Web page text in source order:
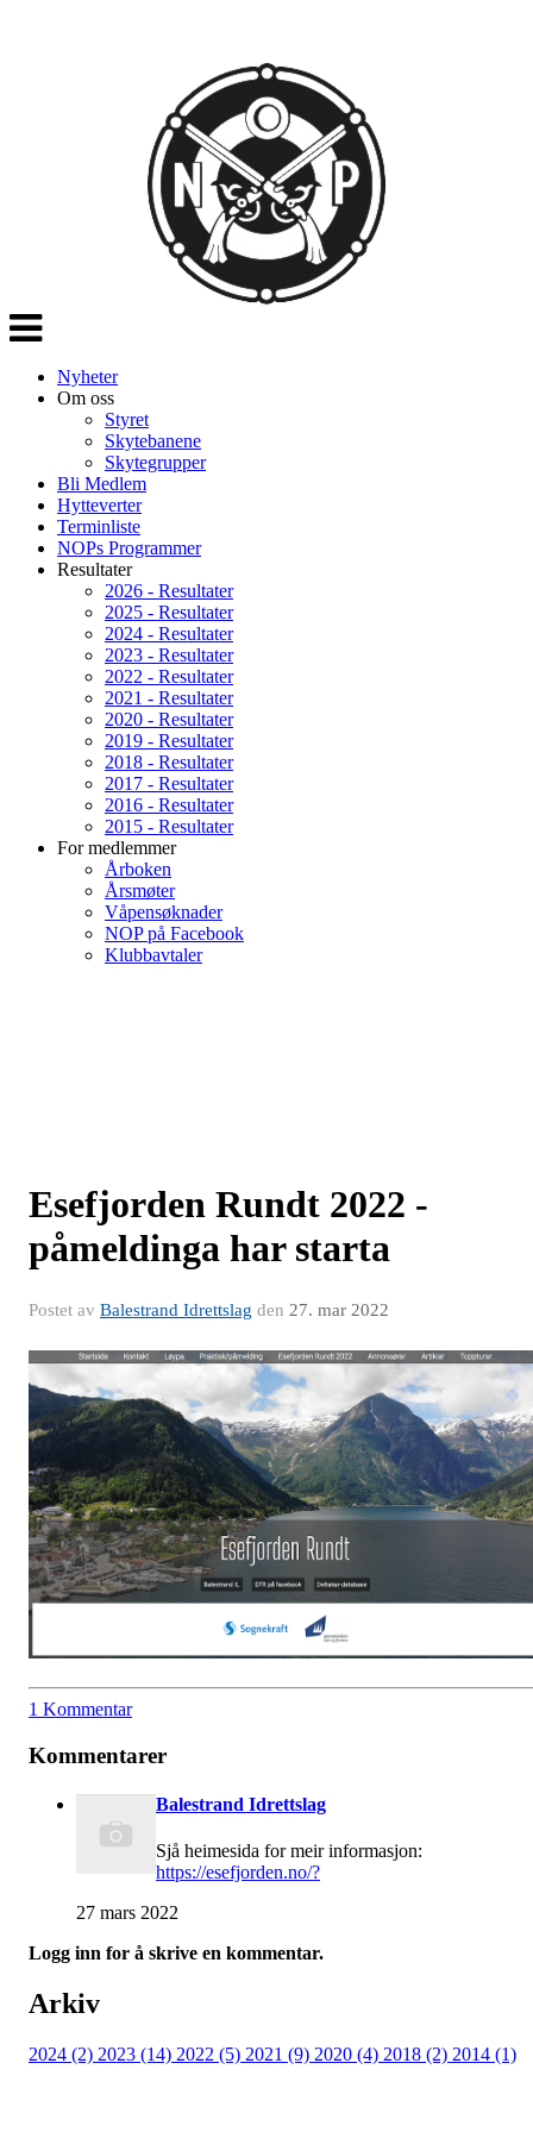
Veksle
navigasjon
Nyheter
Om oss
Styret
Skytebanene
Skytegrupper
Bli Medlem
Hytteverter
Terminliste
NOPs Programmer
Resultater
2026 - Resultater
2025 - Resultater
2024 - Resultater
2023 - Resultater
2022 - Resultater
2021 - Resultater
2020 - Resultater
2019 - Resultater
2018 - Resultater
2017 - Resultater
2016 - Resultater
2015 - Resultater
For medlemmer
Årboken
Årsmøter
Våpensøknader
NOP på Facebook
Klubbavtaler
Esefjorden Rundt 2022 -
påmeldinga har starta
Postet av Balestrand Idrettslag den 27. mar 2022
1 Kommentar
Kommentarer
Balestrand Idrettslag
Sjå heimesida for meir informasjon:
https://esefjorden.no/?
27 mars 2022
Logg inn for å skrive en kommentar.
Arkiv
2024 (2) 2023 (14) 2022 (5) 2021 (9) 2020 (4) 2018 (2) 2014 (1)